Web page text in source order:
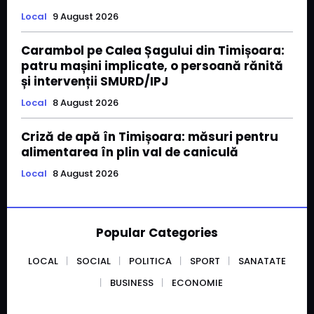
Local 9 August 2026
Carambol pe Calea Șagului din Timișoara:
patru mașini implicate, o persoană rănită
și intervenții SMURD/IPJ
Local 8 August 2026
Criză de apă în Timișoara: măsuri pentru
alimentarea în plin val de caniculă
Local 8 August 2026
Popular Categories
LOCAL SOCIAL POLITICA SPORT
SANATATE
BUSINESS
ECONOMIE